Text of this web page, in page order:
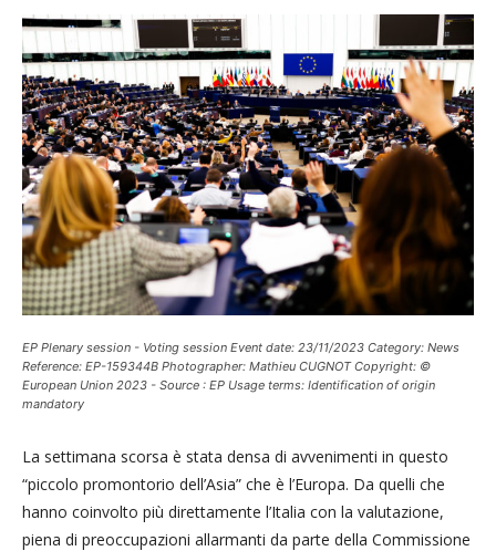
EP Plenary session - Voting session Event date: 23/11/2023 Category: News
Reference: EP-159344B Photographer: Mathieu CUGNOT Copyright: ©
European Union 2023 - Source : EP Usage terms: Identification of origin
mandatory
La settimana scorsa è stata densa di avvenimenti in questo
“piccolo promontorio dell’Asia” che è l’Europa. Da quelli che
hanno coinvolto più direttamente l’Italia con la valutazione,
piena di preoccupazioni allarmanti da parte della Commissione